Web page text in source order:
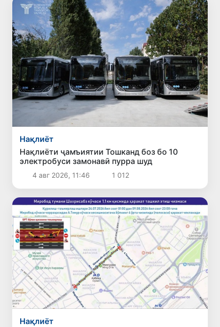
Нақлиёт
Нақлиёти ҷамъиятии Тошканд боз бо 10
электробуси замонавӣ пурра шуд
4 авг 2026, 11:46 1 012
Нақлиёт